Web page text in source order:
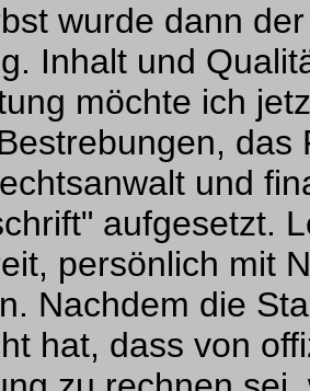
wurde dann
Inhalt und
möchte ich
und
aufgesetzt.
persönlich mit
Nachdem die
hat, dass von